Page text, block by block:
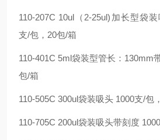
110-207C 10ul（2-25ul)加长型袋
支/包，20包/箱
110-401C 5ml袋装型管长：130mm
包/箱
110-505C 300ul袋装吸头 1000支/包
110-705C 200ul袋装吸头带刻度